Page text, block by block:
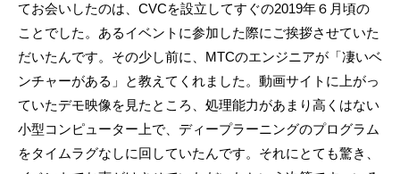
てお会いしたのは、CVCを設立してすぐの2019年６月頃の
ことでした。あるイベントに参加した際にご挨拶させていた
だいたんです。その少し前に、MTCのエンジニアが「凄いベ
ンチャーがある」と教えてくれました。動画サイトに上がっ
ていたデモ映像を見たところ、処理能力があまり高くはない
小型コンピューター上で、ディープラーニングのプログラム
をタイムラグなしに回していたんです。それにとても驚き、